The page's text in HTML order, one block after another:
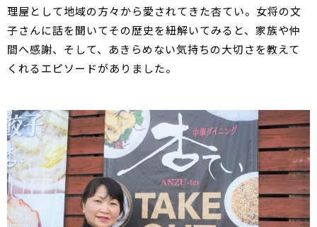
理屋として地域の方々から愛されてきた杏てい。女将の文
子さんに話を聞いてその歴史を紐解いてみると、家族や仲
間へ感謝、そして、あきらめない気持ちの大切さを教えて
くれるエピソードがありました。